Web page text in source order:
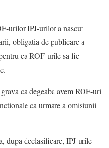
urilor IPJ-urilor a nascut
obligatia de publicare a
ca ROF-urile sa fie
ca degeaba avem ROF-uri
ca urmare a omisiunii
dupa declasificare, IPJ-urile